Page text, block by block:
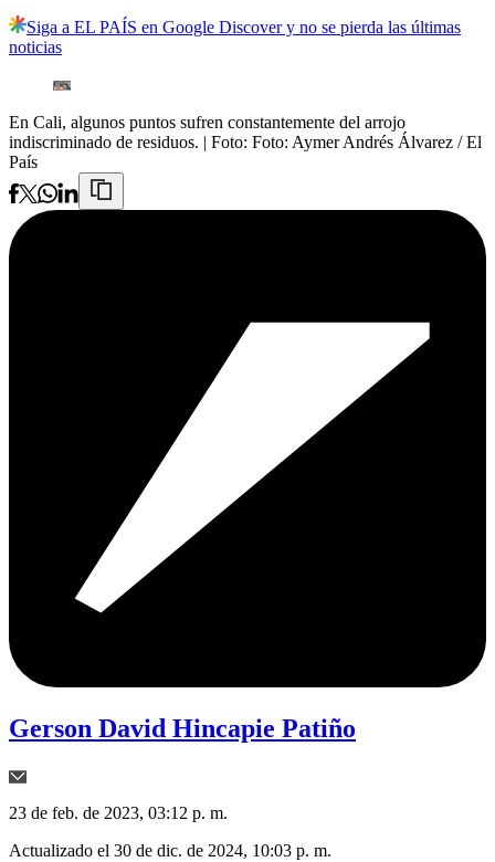
Siga a EL PAÍS en Google Discover y no se pierda las últimas
noticias
En Cali, algunos puntos sufren constantemente del arrojo
indiscriminado de residuos. | Foto: Foto: Aymer Andrés Álvarez / El
País
Gerson David Hincapie Patiño
23 de feb. de 2023, 03:12 p. m.
Actualizado el 30 de dic. de 2024, 10:03 p. m.